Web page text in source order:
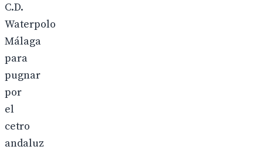
C.D.
Waterpolo
Málaga
para
pugnar
por
el
cetro
andaluz